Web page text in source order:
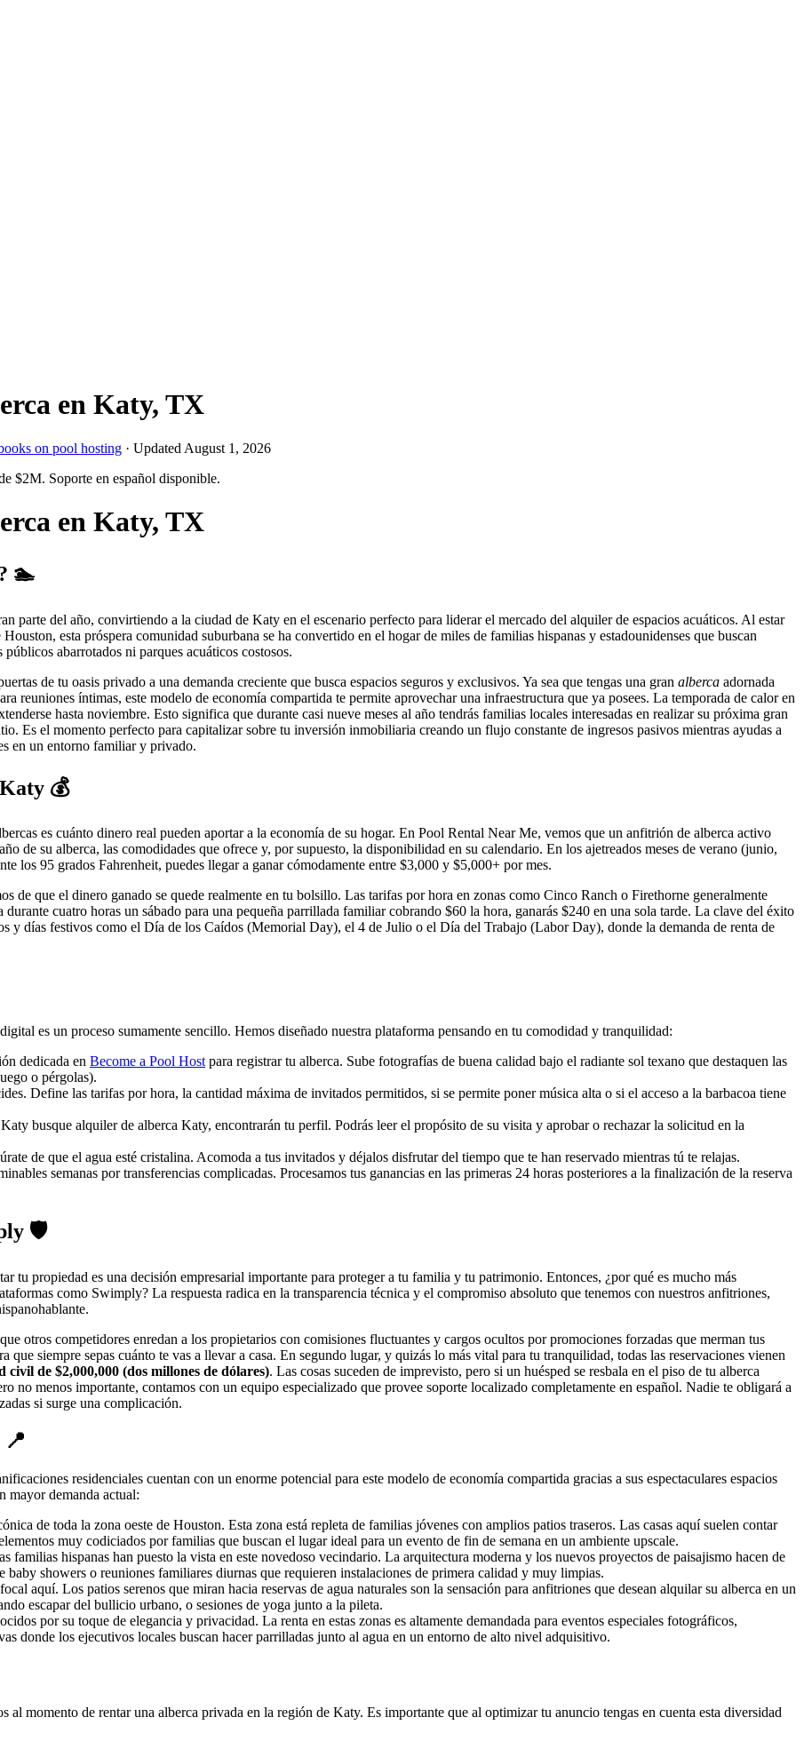
en Katy, TX
on pool hosting · Updated August 1, 2026
$2M. Soporte en español disponible.
en Katy, TX
🏊
parte del año, convirtiendo a la ciudad de Katy en el escenario perfecto para liderar el mercado del alquiler de espacios acuáticos. Al estar
esta próspera comunidad suburbana se ha convertido en el hogar de miles de familias hispanas y estadounidenses que buscan
abarrotados ni parques acuáticos costosos.
de tu oasis privado a una demanda creciente que busca espacios seguros y exclusivos. Ya sea que tengas una gran alberca adornada
reuniones íntimas, este modelo de economía compartida te permite aprovechar una infraestructura que ya posees. La temporada de calor en
hasta noviembre. Esto significa que durante casi nueve meses al año tendrás familias locales interesadas en realizar su próxima gran
Es el momento perfecto para capitalizar sobre tu inversión inmobiliaria creando un flujo constante de ingresos pasivos mientras ayudas a
en un entorno familiar y privado.
💰
es cuánto dinero real pueden aportar a la economía de su hogar. En Pool Rental Near Me, vemos que un anfitrión de alberca activo
de su alberca, las comodidades que ofrece y, por supuesto, la disponibilidad en su calendario. En los ajetreados meses de verano (junio,
los 95 grados Fahrenheit, puedes llegar a ganar cómodamente entre $3,000 y $5,000+ por mes.
de que el dinero ganado se quede realmente en tu bolsillo. Las tarifas por hora en zonas como Cinco Ranch o Firethorne generalmente
cuatro horas un sábado para una pequeña parrillada familiar cobrando $60 la hora, ganarás $240 en una sola tarde. La clave del éxito
y días festivos como el Día de los Caídos (Memorial Day), el 4 de Julio o el Día del Trabajo (Labor Day), donde la demanda de renta de
es un proceso sumamente sencillo. Hemos diseñado nuestra plataforma pensando en tu comodidad y tranquilidad:
dedicada en Become a Pool Host para registrar tu alberca. Sube fotografías de buena calidad bajo el radiante sol texano que destaquen las
o pérgolas).
Define las tarifas por hora, la cantidad máxima de invitados permitidos, si se permite poner música alta o si el acceso a la barbacoa tiene
busque alquiler de alberca Katy, encontrarán tu perfil. Podrás leer el propósito de su visita y aprobar o rechazar la solicitud en la
de que el agua esté cristalina. Acomoda a tus invitados y déjalos disfrutar del tiempo que te han reservado mientras tú te relajas.
semanas por transferencias complicadas. Procesamos tus ganancias en las primeras 24 horas posteriores a la finalización de la reserva
🛡️
tu propiedad es una decisión empresarial importante para proteger a tu familia y tu patrimonio. Entonces, ¿por qué es mucho más
como Swimply? La respuesta radica en la transparencia técnica y el compromiso absoluto que tenemos con nuestros anfitriones,
otros competidores enredan a los propietarios con comisiones fluctuantes y cargos ocultos por promociones forzadas que merman tus
que siempre sepas cuánto te vas a llevar a casa. En segundo lugar, y quizás lo más vital para tu tranquilidad, todas las reservaciones vienen
civil de $2,000,000 (dos millones de dólares). Las cosas suceden de imprevisto, pero si un huésped se resbala en el piso de tu alberca
no menos importante, contamos con un equipo especializado que provee soporte localizado completamente en español. Nadie te obligará a
si surge una complicación.
residenciales cuentan con un enorme potencial para este modelo de economía compartida gracias a sus espectaculares espacios
mayor demanda actual:
de toda la zona oeste de Houston. Esta zona está repleta de familias jóvenes con amplios patios traseros. Las casas aquí suelen contar
muy codiciados por familias que buscan el lugar ideal para un evento de fin de semana en un ambiente upscale.
familias hispanas han puesto la vista en este novedoso vecindario. La arquitectura moderna y los nuevos proyectos de paisajismo hacen de
baby showers o reuniones familiares diurnas que requieren instalaciones de primera calidad y muy limpias.
aquí. Los patios serenos que miran hacia reservas de agua naturales son la sensación para anfitriones que desean alquilar su alberca en un
escapar del bullicio urbano, o sesiones de yoga junto a la pileta.
por su toque de elegancia y privacidad. La renta en estas zonas es altamente demandada para eventos especiales fotográficos,
donde los ejecutivos locales buscan hacer parrilladas junto al agua en un entorno de alto nivel adquisitivo.
al momento de rentar una alberca privada en la región de Katy. Es importante que al optimizar tu anuncio tengas en cuenta esta diversidad